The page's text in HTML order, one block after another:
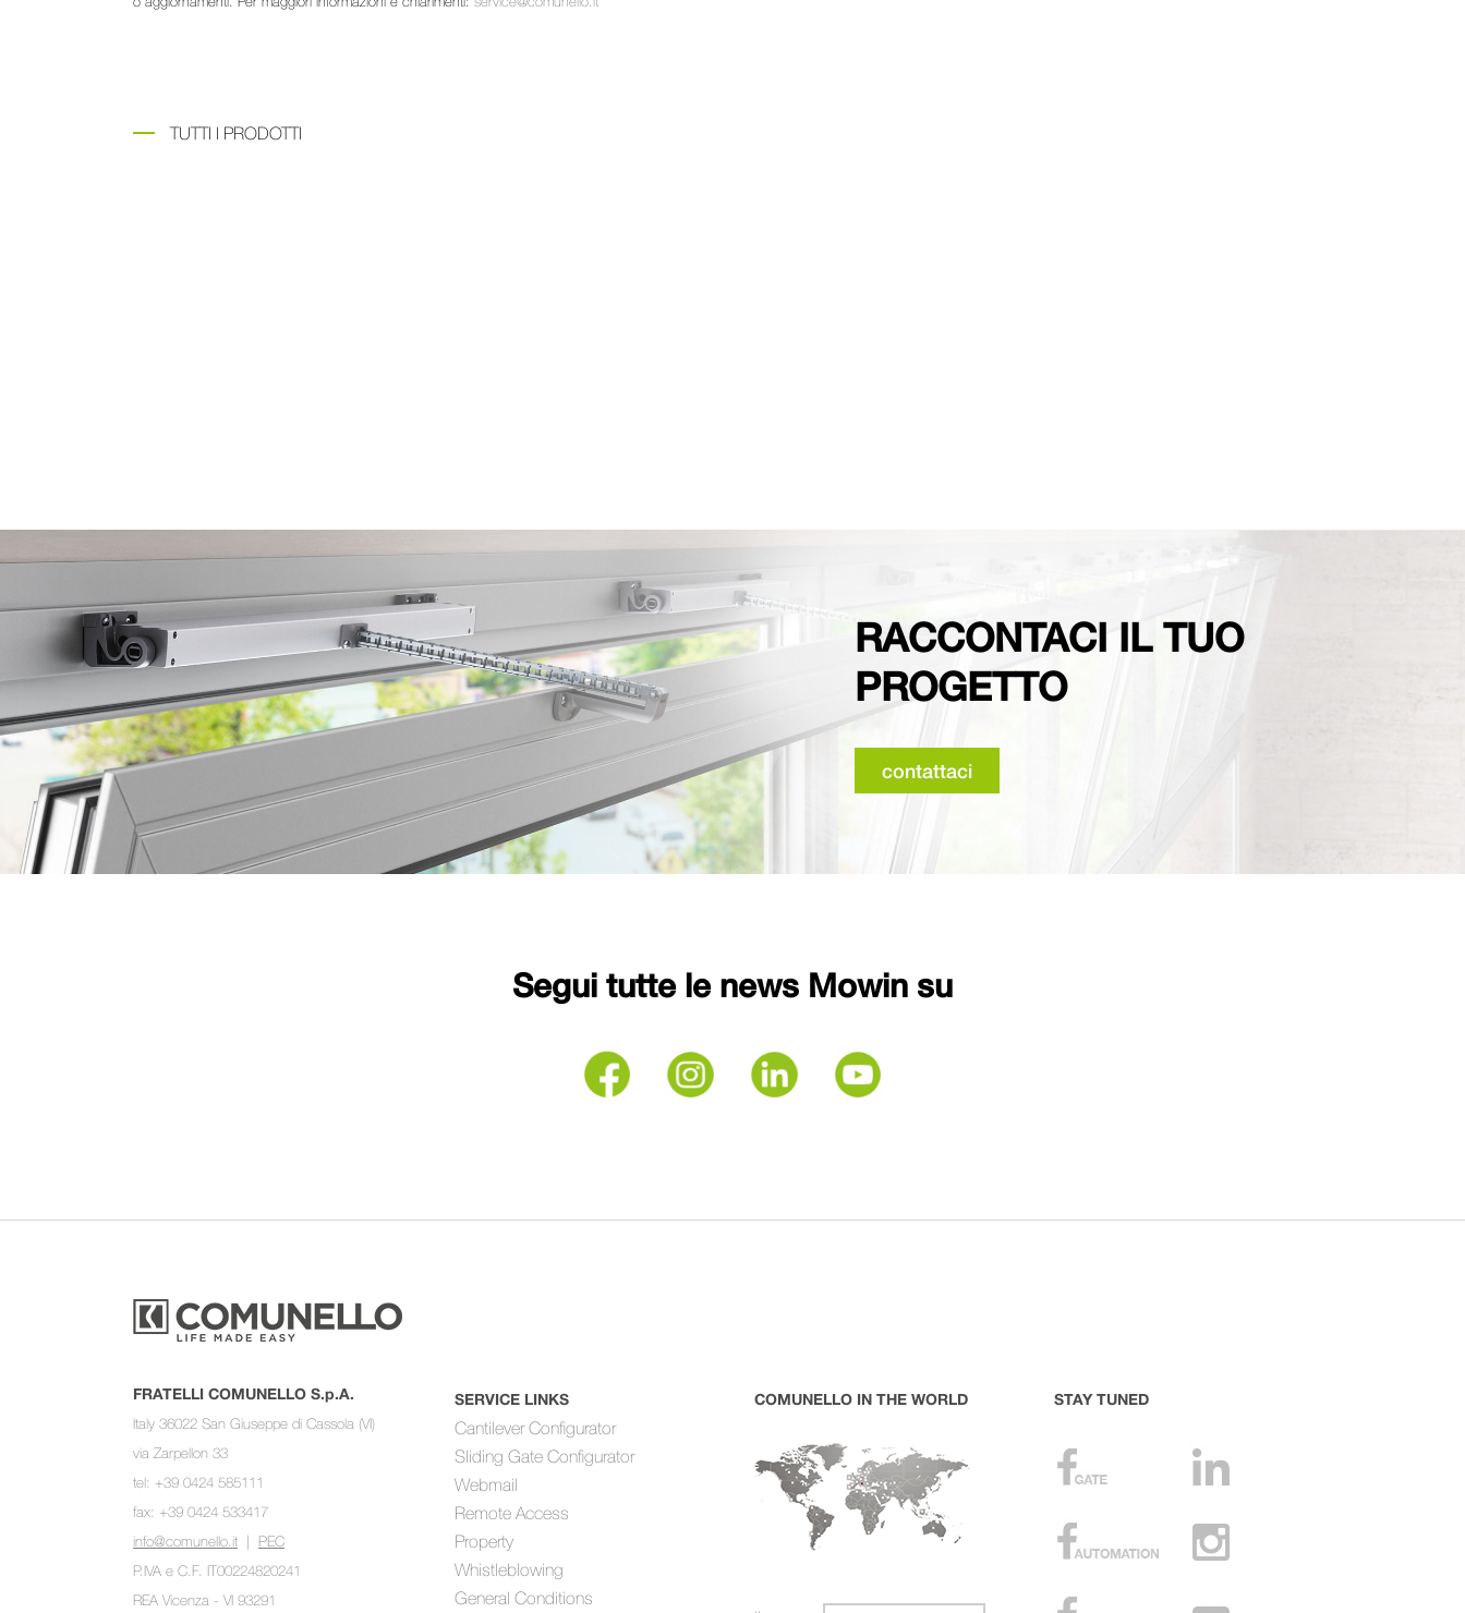
TUTTI I PRODOTTI
RACCONTACI IL TUO
PROGETTO
contattaci
Segui tutte le news Mowin su
FRATELLI COMUNELLO S.p.A.
Italy 36022 San Giuseppe di Cassola (VI)
via Zarpellon 33
tel: +39 0424 585111
fax: +39 0424 533417
info@comunello.it | PEC
P.IVA e C.F. IT00224820241
REA Vicenza - VI 93291
SERVICE LINKS
Cantilever Configurator
Sliding Gate Configurator
Webmail
Remote Access
Property
Whistleblowing
General Conditions
COMUNELLO IN THE WORLD STAY TUNED